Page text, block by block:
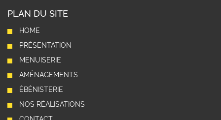
PLAN DU SITE
HOME
PRÉSENTATION
MENUISERIE
AMÉNAGEMENTS
ÉBÉNISTERIE
NOS RÉALISATIONS